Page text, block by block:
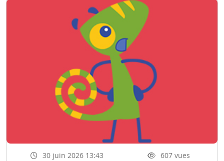
30 juin 2026 13:43
607 vues